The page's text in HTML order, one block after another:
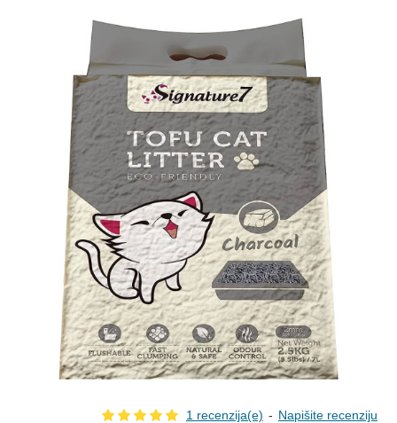
1 recenzija(e) - Napišite recenziju